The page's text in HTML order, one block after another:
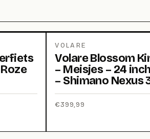
VOLARE
Volare Blossom
– Meisjes – 24
– Shimano Nexus
€399,99